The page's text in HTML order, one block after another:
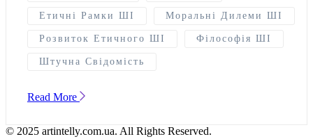
Етичні Рамки ШІ Моральні Дилеми ШІ
Розвиток Етичного ШІ Філософія ШІ
Штучна Свідомість
Read More
© 2025 artintelly.com.ua. All Rights Reserved.